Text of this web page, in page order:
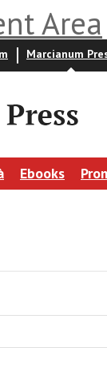
Area
Marcianum
Ebooks